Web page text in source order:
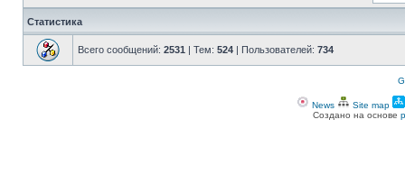
Статистика
Всего сообщений: 2531 | Тем: 524 | Пользователей: 734
News Site map
Создано на основе